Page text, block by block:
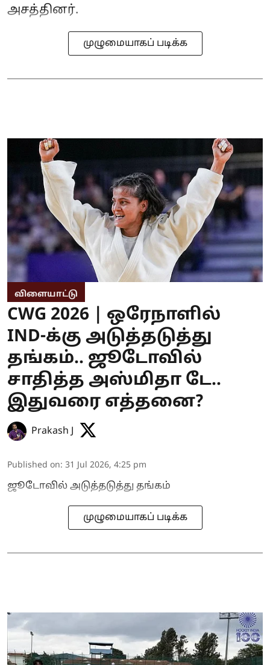
அசத்தினர்.
முழுமையாகப் படிக்க
விளையாட்டு
CWG 2026 | ஒரேநாளில்
IND-க்கு அடுத்தடுத்து
தங்கம்.. ஜூடோவில்
சாதித்த அஸ்மிதா டே..
இதுவரை எத்தனை?
Prakash J
Published on: 31 Jul 2026, 4:25 pm
ஜூடோவில் அடுத்தடுத்து தங்கம்
முழுமையாகப் படிக்க